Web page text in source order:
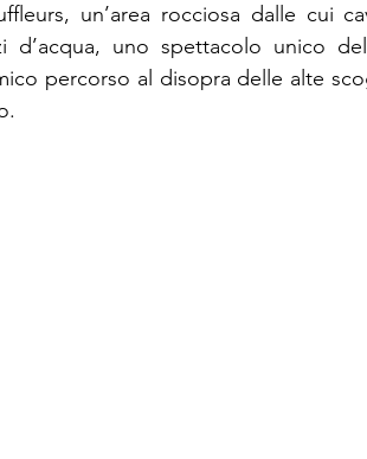
un’area rocciosa dalle cui
d’acqua, uno spettacolo unico
percorso al disopra delle alte